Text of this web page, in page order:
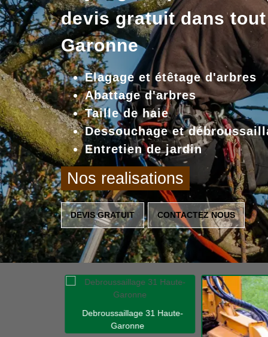
devis gratuit dans
Garonne
Elagage et étêtage d'arbres
Abattage d'arbres
Taille de haie
Dessouchage et
Entretien de jardin
Nos realisations
DEVIS GRATUIT CONTACTEZ NOUS
Debroussaillage 31 Haute-
Garonne